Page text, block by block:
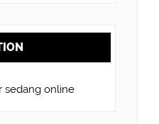
sedang online